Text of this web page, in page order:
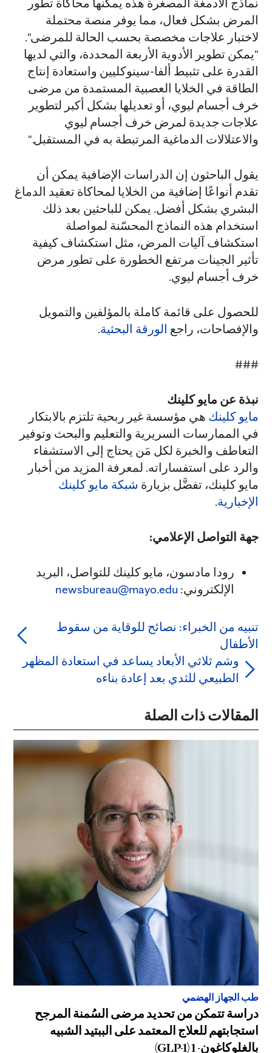
نماذج الأدمغة المصغرة هذه يمكنها محاكاة تطور
المرض بشكل فعال، مما يوفر منصة محتملة
لاختبار علاجات مخصصة بحسب الحالة للمرضى".
"يمكن تطوير الأدوية الأربعة المحددة، والتي لديها
القدرة على تثبيط ألفا-سينوكليين واستعادة إنتاج
الطاقة في الخلايا العصبية المستمدة من مرضى
خرف أجسام ليوي، أو تعديلها بشكل أكبر لتطوير
علاجات جديدة لمرض خرف أجسام ليوي
والاعتلالات الدماغية المرتبطة به في المستقبل."
يقول الباحثون إن الدراسات الإضافية يمكن أن
تقدم أنواعًا إضافية من الخلايا لمحاكاة تعقيد الدماغ
البشري بشكل أفضل. يمكن للباحثين بعد ذلك
استخدام هذه النماذج المحسّنة لمواصلة
استكشاف آليات المرض، مثل استكشاف كيفية
تأثير الجينات مرتفع الخطورة على تطور مرض
خرف أجسام ليوي.
للحصول على قائمة كاملة بالمؤلفين والتمويل
والإفصاحات، راجع الورقة البحثية.
###
نبذة عن مايو كلينك
مايو كلينك هي مؤسسة غير ربحية تلتزم بالابتكار
في الممارسات السريرية والتعليم والبحث وتوفير
التعاطف والخبرة لكل مَن يحتاج إلى الاستشفاء
والرد على استفساراته. لمعرفة المزيد من أخبار
مايو كلينك، تفضَّل بزيارة شبكة مايو كلينك
الإخبارية.
جهة التواصل الإعلامي:
رودا مادسون، مايو كلينك للتواصل، البريد
الإلكتروني: newsbureau@mayo.edu
تنبيه من الخبراء: نصائح للوقاية من سقوط
الأطفال
وشم ثلاثي الأبعاد يساعد في استعادة المظهر
الطبيعي للثدي بعد إعادة بناءه
المقالات ذات الصلة
طب الجهاز الهضمي
دراسة تتمكن من تحديد مرضى السُمنة المرجح
استجابتهم للعلاج المعتمد على الببتيد الشبيه
بالغلوكاغون- 1 (GLP-1)